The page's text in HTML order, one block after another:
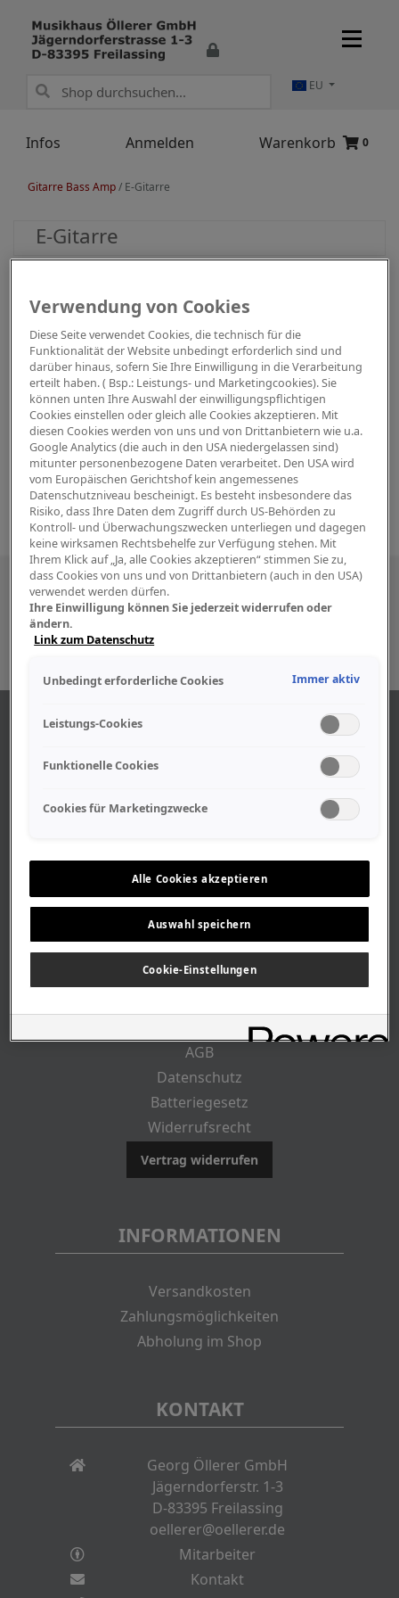
Infos Anmelden Warenkorb 0
EU
Gitarre Bass Amp/ E-Gitarre
E-Gitarre
Besuchen Sie uns auch in den sozialen
Medien
Geschäftszeiten
Stellenangebote
Geschichte
RECHTLICHES
AGB
Datenschutz
Batteriegesetz
Widerrufsrecht
Vertrag widerrufen
INFORMATIONEN
Versandkosten
Zahlungsmöglichkeiten
Abholung im Shop
KONTAKT
Georg Öllerer GmbH
Jägerndorferstr. 1-3
D-83395 Freilassing
oellerer@oellerer.de
Mitarbeiter
Kontakt
Verwendung von Cookies
Diese Seite verwendet Cookies, die technisch für die
Funktionalität der Website unbedingt erforderlich sind und
darüber hinaus, sofern Sie Ihre Einwilligung in die Verarbeitung
erteilt haben. ( Bsp.: Leistungs- und Marketingcookies). Sie
können unten Ihre Auswahl der einwilligungspflichtigen
Cookies einstellen oder gleich alle Cookies akzeptieren. Mit
diesen Cookies werden von uns und von Drittanbietern wie u.a.
Google Analytics (die auch in den USA niedergelassen sind)
mitunter personenbezogene Daten verarbeitet. Den USA wird
vom Europäischen Gerichtshof kein angemessenes
Datenschutzniveau bescheinigt. Es besteht insbesondere das
Risiko, dass Ihre Daten dem Zugriff durch US-Behörden zu
Kontroll- und Überwachungszwecken unterliegen und dagegen
keine wirksamen Rechtsbehelfe zur Verfügung stehen. Mit
Ihrem Klick auf „Ja, alle Cookies akzeptieren“ stimmen Sie zu,
dass Cookies von uns und von Drittanbietern (auch in den USA)
verwendet werden dürfen.
Ihre Einwilligung können Sie jederzeit widerrufen oder
ändern.
Link zum Datenschutz
Unbedingt erforderliche Cookies Immer aktiv
Leistungs-Cookies
Funktionelle Cookies
Cookies für Marketingzwecke
Alle Cookies akzeptieren
Auswahl speichern
Cookie-Einstellungen